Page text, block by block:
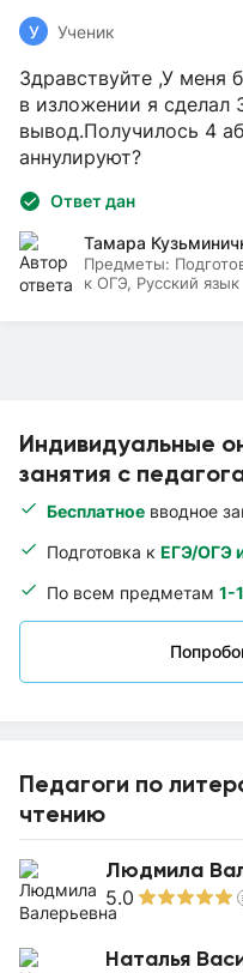
Индивидуальные
занятия с
Бесплатное вводное
Подготовка к ЕГЭ/ОГЭ
По всем предметам 1-
Педагоги по
чтению
Людмила
5.0
Наталья
У Ученик
Здравствуйте ,У меня
в изложении я сделал
вывод.Получилось 4
аннулируют?
Ответ дан
Тамара
Предметы:
к ОГЭ, Русский язык